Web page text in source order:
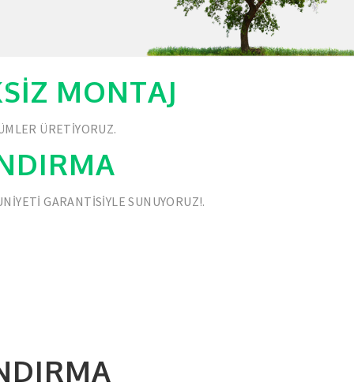
MONTAJ
ÜRETIYORUZ.
GARANTISIYLE SUNUYORUZ!.